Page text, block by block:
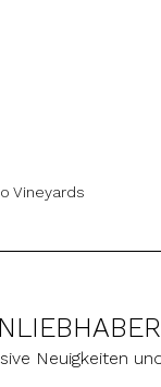
Vineyards
Neuigkeiten